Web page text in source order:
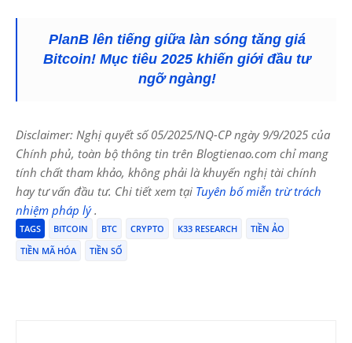
PlanB lên tiếng giữa làn sóng tăng giá
Bitcoin! Mục tiêu 2025 khiến giới đầu tư
ngỡ ngàng!
Disclaimer: Nghị quyết số 05/2025/NQ-CP ngày 9/9/2025 của
Chính phủ, toàn bộ thông tin trên Blogtienao.com chỉ mang
tính chất tham khảo, không phải là khuyến nghị tài chính
hay tư vấn đầu tư. Chi tiết xem tại Tuyên bố miễn trừ trách
nhiệm pháp lý.
TAGS BITCOIN BTC CRYPTO K33 RESEARCH
TIỀN ẢO
TIỀN MÃ HÓA
TIỀN SỐ